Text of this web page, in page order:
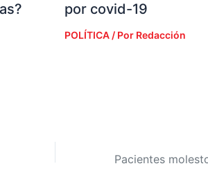
por covid-19
POLÍTICA/ Por Redacción